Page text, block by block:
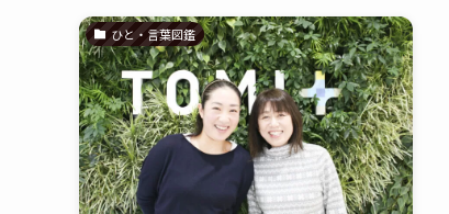
ひと・言葉図鑑